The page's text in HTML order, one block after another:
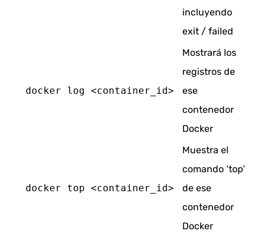
incluyendo
exit / failed
docker log <container_id>
Mostrará los
registros de
ese
contenedor
Docker
docker top <container_id>
Muestra el
comando ‘top’
de ese
contenedor
Docker